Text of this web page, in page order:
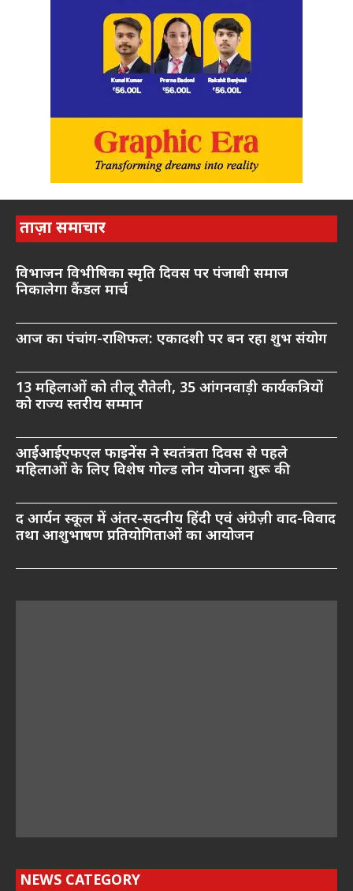
ताज़ा समाचार
विभाजन विभीषिका स्मृति दिवस पर पंजाबी समाज
निकालेगा कैंडल मार्च
आज का पंचांग-राशिफल: एकादशी पर बन रहा शुभ संयोग
13 महिलाओं को तीलू रौतेली, 35 आंगनवाड़ी कार्यकत्रियों
को राज्य स्तरीय सम्मान
आईआईएफएल फाइनेंस ने स्वतंत्रता दिवस से पहले
महिलाओं के लिए विशेष गोल्ड लोन योजना शुरू की
द आर्यन स्कूल में अंतर-सदनीय हिंदी एवं अंग्रेज़ी वाद-विवाद
तथा आशुभाषण प्रतियोगिताओं का आयोजन
NEWS CATEGORY